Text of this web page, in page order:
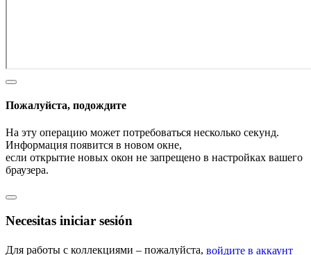
Пожалуйста, подождите
На эту операцию может потребоваться несколько секунд.
Информация появится в новом окне,
если открытие новых окон не запрещено в настройках вашего
браузера.
Necesitas iniciar sesión
Для работы с коллекциями – пожалуйста, войдите в аккаунт